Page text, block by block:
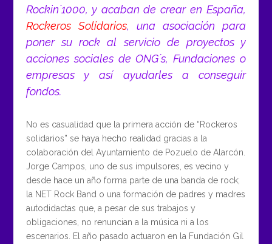
Rockin´1000, y acaban de crear en España,
Rockeros Solidarios, una asociación para
poner su rock al servicio de proyectos y
acciones sociales de ONG´s, Fundaciones o
empresas y así ayudarles a conseguir
fondos.
No es casualidad que la primera acción de “Rockeros
solidarios” se haya hecho realidad gracias a la
colaboración del Ayuntamiento de Pozuelo de Alarcón.
Jorge Campos, uno de sus impulsores, es vecino y
desde hace un año forma parte de una banda de rock;
la NET Rock Band o una formación de padres y madres
autodidactas que, a pesar de sus trabajos y
obligaciones, no renuncian a la música ni a los
escenarios. El año pasado actuaron en la Fundación Gil